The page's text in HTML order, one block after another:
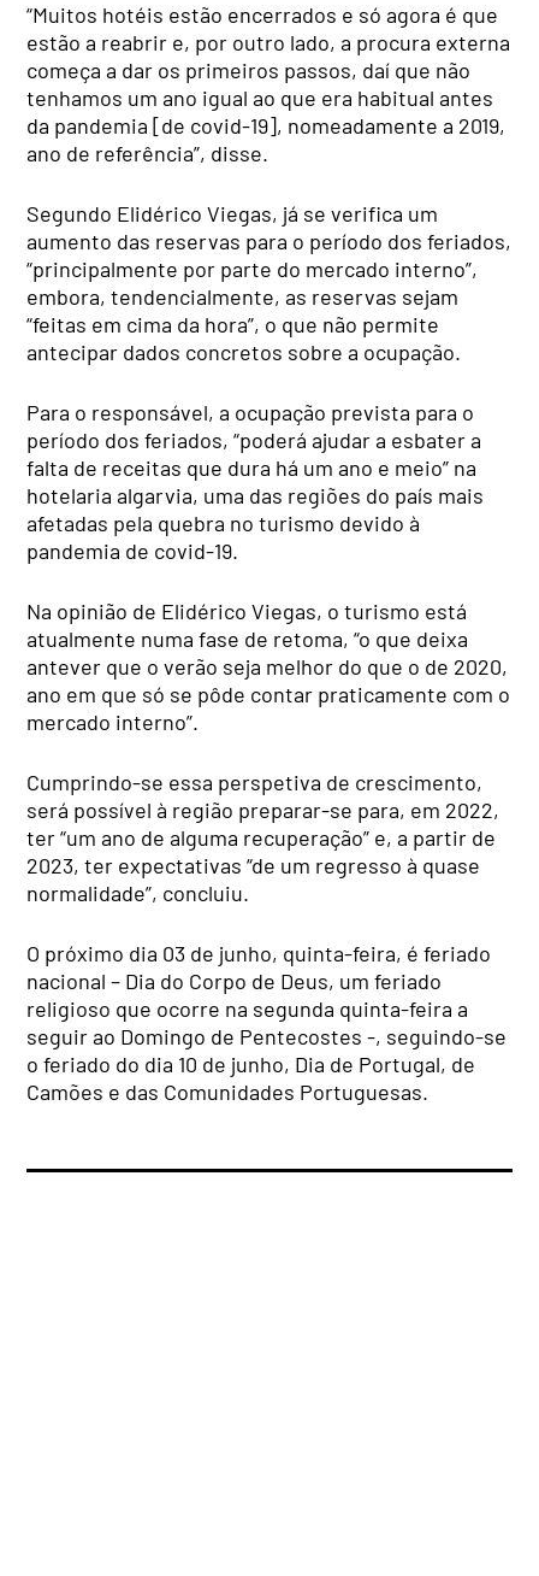
“Muitos hotéis estão encerrados e só agora é que
estão a reabrir e, por outro lado, a procura externa
começa a dar os primeiros passos, daí que não
tenhamos um ano igual ao que era habitual antes
da pandemia [de covid-19], nomeadamente a 2019,
ano de referência”, disse.
Segundo Elidérico Viegas, já se verifica um
aumento das reservas para o período dos feriados,
“principalmente por parte do mercado interno”,
embora, tendencialmente, as reservas sejam
“feitas em cima da hora”, o que não permite
antecipar dados concretos sobre a ocupação.
Para o responsável, a ocupação prevista para o
período dos feriados, “poderá ajudar a esbater a
falta de receitas que dura há um ano e meio” na
hotelaria algarvia, uma das regiões do país mais
afetadas pela quebra no turismo devido à
pandemia de covid-19.
Na opinião de Elidérico Viegas, o turismo está
atualmente numa fase de retoma, “o que deixa
antever que o verão seja melhor do que o de 2020,
ano em que só se pôde contar praticamente com o
mercado interno”.
Cumprindo-se essa perspetiva de crescimento,
será possível à região preparar-se para, em 2022,
ter “um ano de alguma recuperação” e, a partir de
2023, ter expectativas “de um regresso à quase
normalidade”, concluiu.
O próximo dia 03 de junho, quinta-feira, é feriado
nacional – Dia do Corpo de Deus, um feriado
religioso que ocorre na segunda quinta-feira a
seguir ao Domingo de Pentecostes -, seguindo-se
o feriado do dia 10 de junho, Dia de Portugal, de
Camões e das Comunidades Portuguesas.